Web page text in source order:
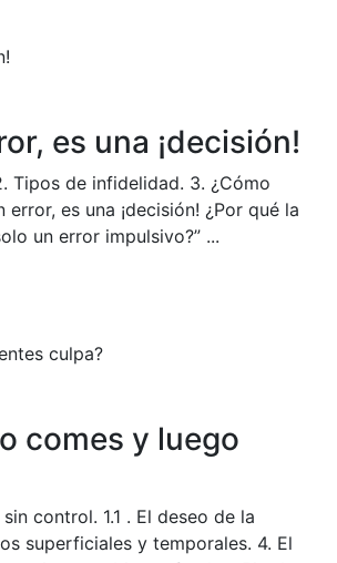
es una ¡decisión!
Tipos de infidelidad. 3. ¿Cómo
es una ¡decisión! ¿Por qué la
un error impulsivo?” ...
comes y luego
control. 1.1 . El deseo de la
superficiales y temporales. 4. El